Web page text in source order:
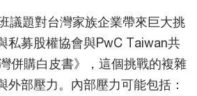
議題對台灣家族企業帶來巨大挑
私募股權協會與PwC Taiwan共
併購白皮書》，這個挑戰的複雜
外部壓力。內部壓力可能包括：